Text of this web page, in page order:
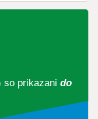
so prikazani do